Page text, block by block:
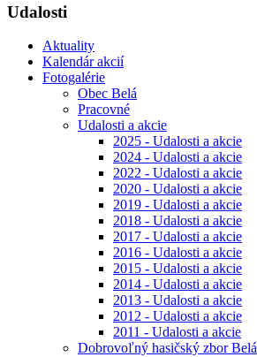
Udalosti
Aktuality
Kalendár akcií
Fotogalérie
Obec Belá
Pracovné
Udalosti a akcie
2025 - Udalosti a akcie
2024 - Udalosti a akcie
2022 - Udalosti a akcie
2020 - Udalosti a akcie
2019 - Udalosti a akcie
2018 - Udalosti a akcie
2017 - Udalosti a akcie
2016 - Udalosti a akcie
2015 - Udalosti a akcie
2014 - Udalosti a akcie
2013 - Udalosti a akcie
2012 - Udalosti a akcie
2011 - Udalosti a akcie
Dobrovoľný hasičský zbor Belá